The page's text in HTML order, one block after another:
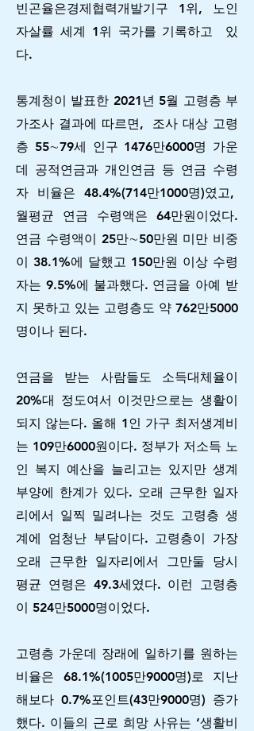
빈곤율은경제협력개발기구 1위, 노인
자살률 세계 1위 국가를 기록하고 있
다.
통계청이 발표한 2021년 5월 고령층 부
가조사 결과에 따르면, 조사 대상 고령
층 55∼79세 인구 1476만6000명 가운
데 공적연금과 개인연금 등 연금 수령
자 비율은 48.4%(714만1000명)였고,
월평균 연금 수령액은 64만원이었다.
연금 수령액이 25만∼50만원 미만 비중
이 38.1%에 달했고 150만원 이상 수령
자는 9.5%에 불과했다. 연금을 아예 받
지 못하고 있는 고령층도 약 762만5000
명이나 된다.
연금을 받는 사람들도 소득대체율이
20%대 정도여서 이것만으로는 생활이
되지 않는다. 올해 1인 가구 최저생계비
는 109만6000원이다. 정부가 저소득 노
인 복지 예산을 늘리고는 있지만 생계
부양에 한계가 있다. 오래 근무한 일자
리에서 일찍 밀려나는 것도 고령층 생
계에 엄청난 부담이다. 고령층이 가장
오래 근무한 일자리에서 그만둘 당시
평균 연령은 49.3세였다. 이런 고령층
이 524만5000명이었다.
고령층 가운데 장래에 일하기를 원하는
비율은 68.1%(1005만9000명)로 지난
해보다 0.7%포인트(43만9000명) 증가
했다. 이들의 근로 희망 사유는 ‘생활비